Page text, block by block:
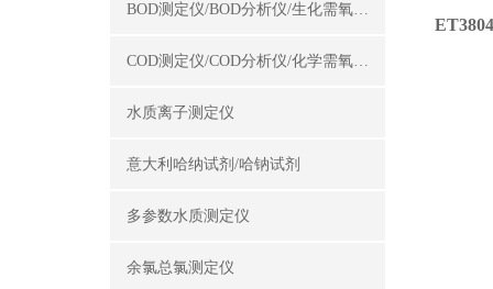
BOD测定仪/BOD分析仪/生化需氧量测定仪
COD测定仪/COD分析仪/化学需氧量测定仪
水质离子测定仪
意大利哈纳试剂/哈钠试剂
多参数水质测定仪
余氯总氯测定仪